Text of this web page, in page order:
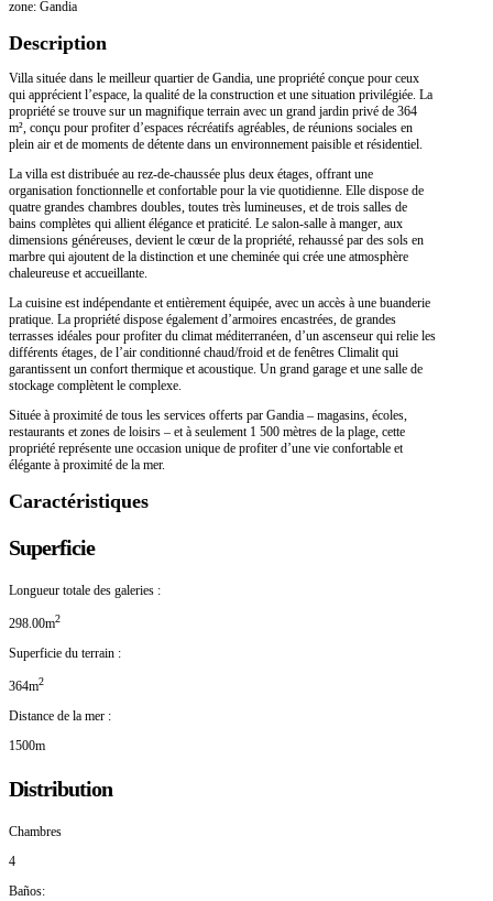
zone: Gandia
Description
Villa située dans le meilleur quartier de Gandia, une propriété conçue pour ceux
qui apprécient l’espace, la qualité de la construction et une situation privilégiée. La
propriété se trouve sur un magnifique terrain avec un grand jardin privé de 364
m², conçu pour profiter d’espaces récréatifs agréables, de réunions sociales en
plein air et de moments de détente dans un environnement paisible et résidentiel.
La villa est distribuée au rez-de-chaussée plus deux étages, offrant une
organisation fonctionnelle et confortable pour la vie quotidienne. Elle dispose de
quatre grandes chambres doubles, toutes très lumineuses, et de trois salles de
bains complètes qui allient élégance et praticité. Le salon-salle à manger, aux
dimensions généreuses, devient le cœur de la propriété, rehaussé par des sols en
marbre qui ajoutent de la distinction et une cheminée qui crée une atmosphère
chaleureuse et accueillante.
La cuisine est indépendante et entièrement équipée, avec un accès à une buanderie
pratique. La propriété dispose également d’armoires encastrées, de grandes
terrasses idéales pour profiter du climat méditerranéen, d’un ascenseur qui relie les
différents étages, de l’air conditionné chaud/froid et de fenêtres Climalit qui
garantissent un confort thermique et acoustique. Un grand garage et une salle de
stockage complètent le complexe.
Située à proximité de tous les services offerts par Gandia – magasins, écoles,
restaurants et zones de loisirs – et à seulement 1 500 mètres de la plage, cette
propriété représente une occasion unique de profiter d’une vie confortable et
élégante à proximité de la mer.
Caractéristiques
Superficie
Longueur totale des galeries :
298.00m2
Superficie du terrain :
364m2
Distance de la mer :
1500m
Distribution
Chambres
4
Baños: